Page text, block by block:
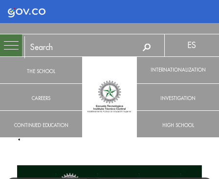
Logo Gobierno de Colombia
THE SCHOOL
CAREERS
CONTINUED EDUCATION
ES
INTERNATIONALIZATION
INVESTIGATION
HIGH SCHOOL